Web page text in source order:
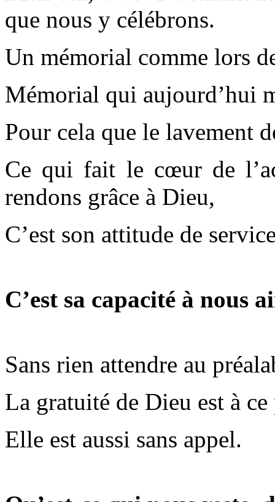
que nous y célébrons.
Un mémorial comme lors
Mémorial qui aujourd’hui
Pour cela que le lavement
Ce qui fait le cœur de
rendons grâce à Dieu,
C’est son attitude de
C’est sa capacité à nous
Sans rien attendre au
La gratuité de Dieu est à
Elle est aussi sans appel.